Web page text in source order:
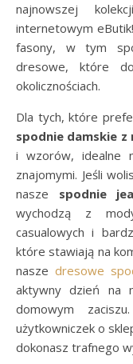
najnowszej
internetowym
fasony, w tym
dresowe, które
okolicznościach.
Dla tych, które
spodnie damskie z
i wzorów, idealne
znajomymi. Jeśli
nasze spodnie
wychodzą z
casualowych i
które stawiają na
nasze dresowe
aktywny dzień na
domowym
użytkowniczek o
dokonasz trafnego